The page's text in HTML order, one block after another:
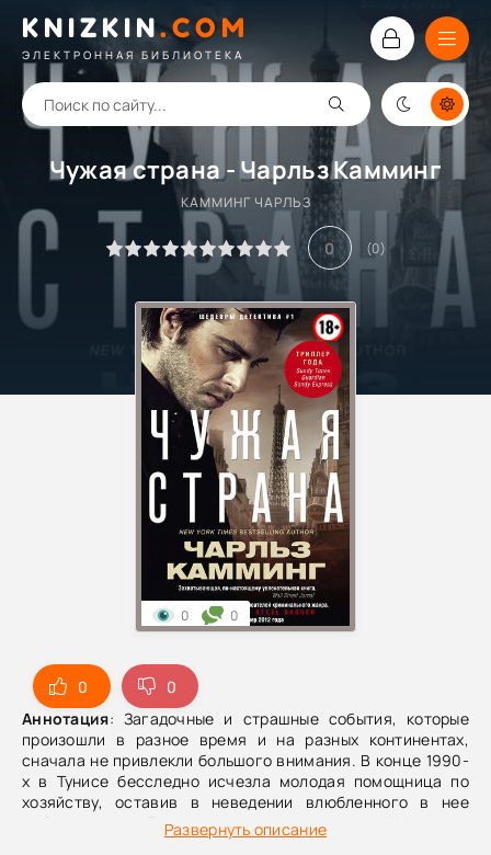
KNIZKIN.COM
ЭЛЕКТРОННАЯ БИБЛИОТЕКА
Чужая страна - Чарльз Камминг
КАММИНГ ЧАРЛЬЗ
0 (0)
0
0
Аннотация: Загадочные и страшные события, которые
произошли в разное время и на разных континентах,
сначала не привлекли большого внимания. В конце 1990-
х в Тунисе бесследно исчезла молодая помощница по
хозяйству, оставив в неведении влюбленного в нее
соблазнителя. Годы спустя в египетском Шарм-эль-
Шейхе с невероятной жестокостью были убиты
Развернуть описание
0 0